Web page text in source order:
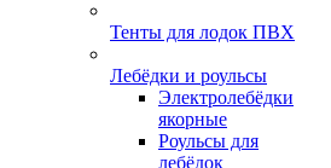
Тенты для лодок ПВХ
Лебёдки и роульсы
Электролебёдки
якорные
Роульсы для
лебёдок